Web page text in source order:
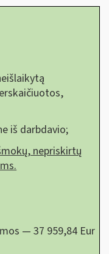
iš darbdavio;
nepriskirtų
— 37 959,84 Eur